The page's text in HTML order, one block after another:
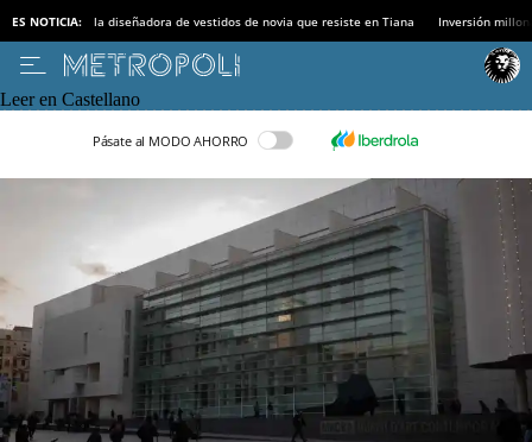
ES NOTICIA: la diseñadora de vestidos de novia que resiste en Tiana Inversión
Leer en Castellano
Pásate al MODO AHORRO